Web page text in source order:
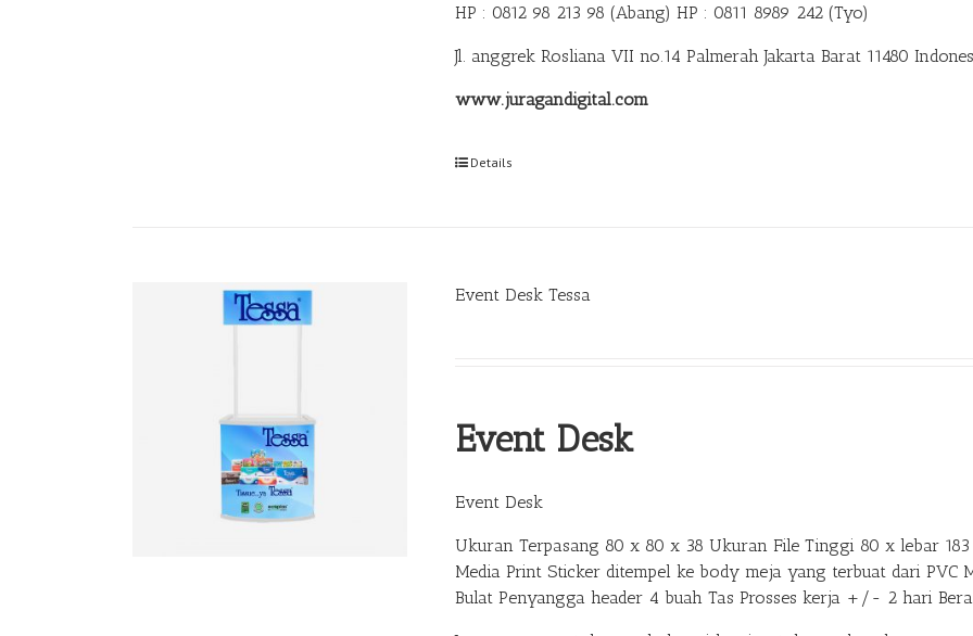
HP : 0812 98 213 98 (Abang) HP : 0811 8989 242 (Tyo)
Jl. anggrek Rosliana VII no.14 Palmerah Jakarta Barat 11480
www.juragandigital.com
Details
Event Desk Tessa
Event Desk
Event Desk
Ukuran Terpasang 80 x 80 x 38 Ukuran File Tinggi 80 x lebar
Media Print Sticker ditempel ke body meja yang terbuat dari PVC
Bulat Penyangga header 4 buah Tas Prosses kerja +/- 2 hari